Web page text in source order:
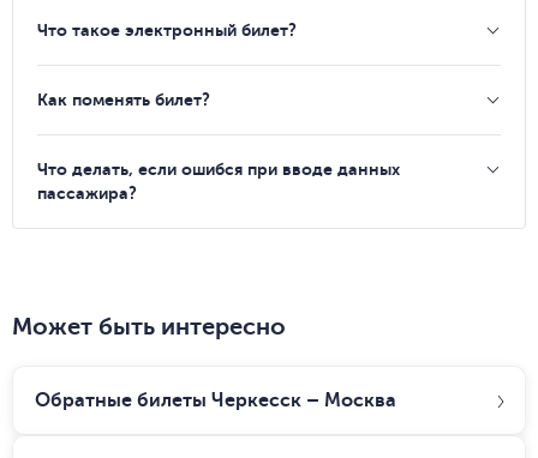
Что такое электронный билет?
Как поменять билет?
Что делать, если ошибся при вводе данных
пассажира?
Может быть интересно
Обратные билеты Черкесск – Москва